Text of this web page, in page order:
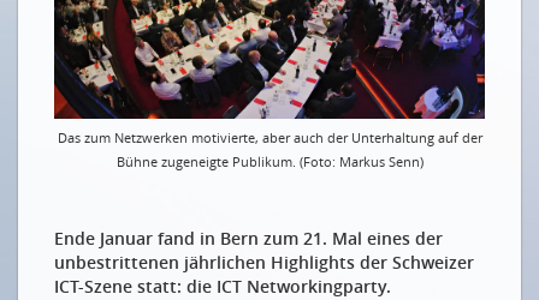
On est tous encore en voyage de découverte
EIN SCHWEIZER DATENÖKOSYSTEM
Bundesrat schafft Grundlagen für Schweizer
Datenökosystem
Eine vertrauenswürdige AI für die Schweiz
DER EUROPÄISCHE DATENMARKT
Das zum Netzwerken motivierte, aber auch der Unterhaltung auf der
Bühne zugeneigte Publikum. (Foto: Markus Senn)
Ende Januar fand in Bern zum 21. Mal eines der
unbestrittenen jährlichen Highlights der Schweizer
ICT-Szene statt: die ICT Networkingparty.